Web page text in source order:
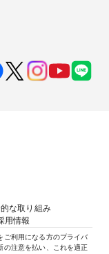
な取り組み
用情報
ご利用になる方のプライバ
の注意を払い、これを適正